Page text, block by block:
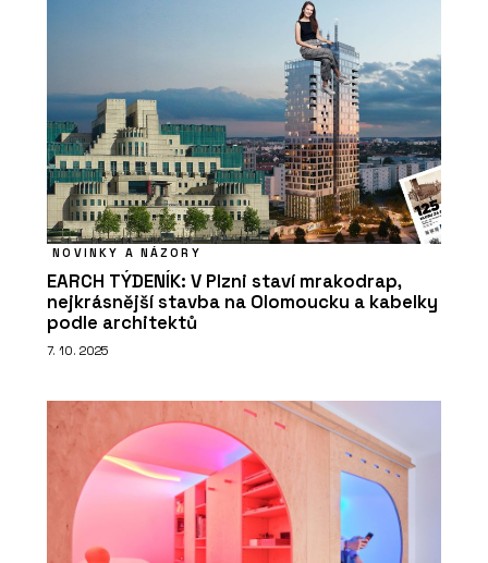
NOVINKY A NÁZORY
EARCH TÝDENÍK: V Plzni staví mrakodrap,
nejkrásnější stavba na Olomoucku a kabelky
podle architektů
7. 10. 2025